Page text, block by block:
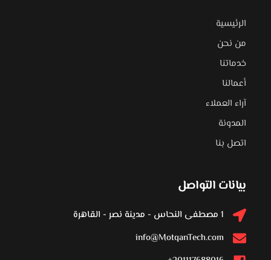
الرئيسية
من نحن
خدماتنا
أعمالنا
آراء العملاء
المدونة
اتصل بنا
بيانات التواصل
1 مصطفى النحاس - مدينة نصر - القاهرة
info@MotqanTech.com